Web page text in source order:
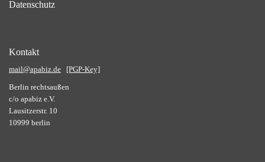
Datenschutz
Kontakt
mail@apabiz.de [PGP-Key]
Berlin rechtsaußen
c/o apabiz e.V.
Lausitzerstr. 10
10999 berlin